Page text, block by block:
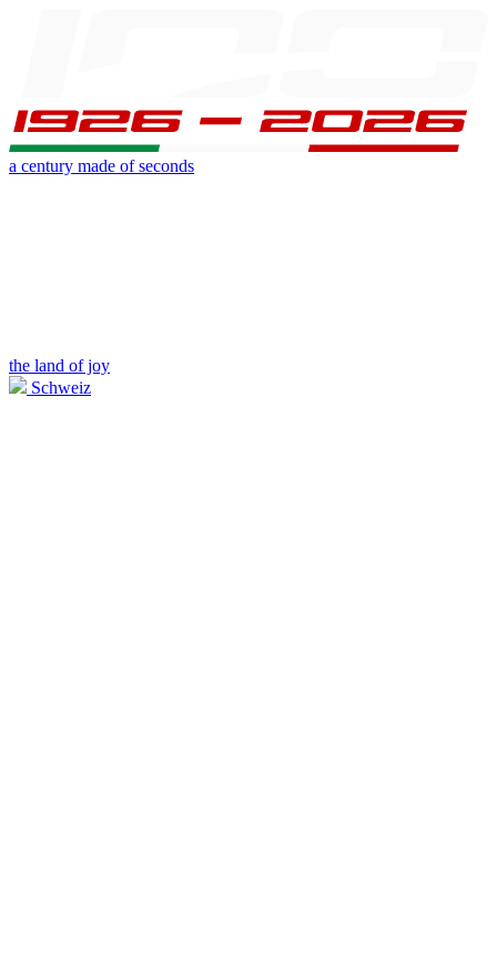
a century made of seconds
the land of joy
Schweiz